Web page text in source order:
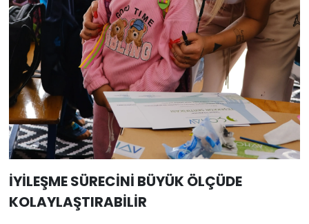
İYİLEŞME SÜRECİNİ BÜYÜK ÖLÇÜDE
KOLAYLAŞTIRABİLİR